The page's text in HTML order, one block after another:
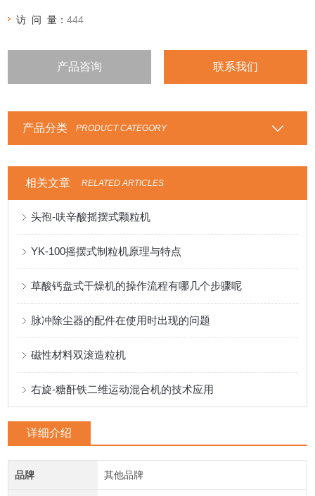
访 问 量：444
产品咨询 联系我们
产品分类 PRODUCT CATEGORY
相关文章 RELATED ARTICLES
头孢-呋辛酸摇摆式颗粒机
YK-100摇摆式制粒机原理与特点
草酸钙盘式干燥机的操作流程有哪几个步骤呢
脉冲除尘器的配件在使用时出现的问题
磁性材料双滚造粒机
右旋-糖酐铁二维运动混合机的技术应用
详细介绍
品牌 其他品牌